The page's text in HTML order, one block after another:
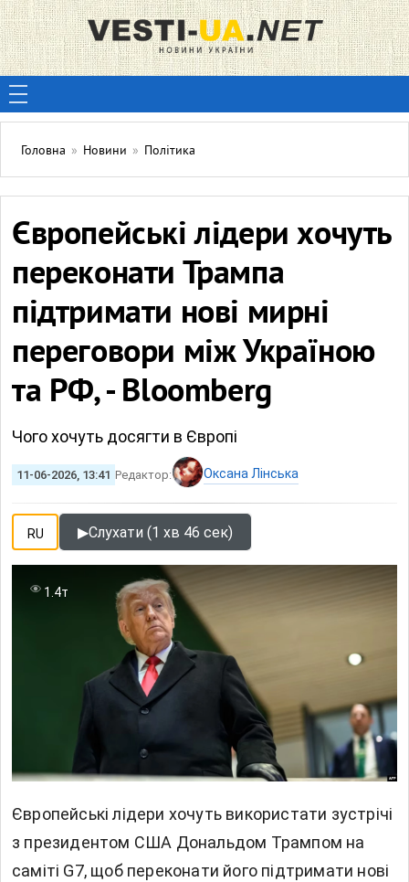
Головна » Новини » Політика
Європейські лідери хочуть
переконати Трампа
підтримати нові мирні
переговори між Україною
та РФ, - Bloomberg
Чого хочуть досягти в Європі
11-06-2026, 13:41 Редактор: Оксана Лінська
RU ▶Слухати (1 хв 46 сек)
1.4т
Європейські лідери хочуть використати зустрічі
з президентом США Дональдом Трампом на
саміті G7, щоб переконати його підтримати нові